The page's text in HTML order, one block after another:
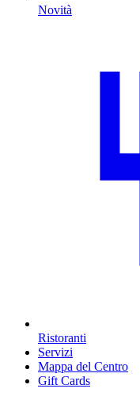
Novità
Ristoranti
Servizi
Mappa del Centro
Gift Cards